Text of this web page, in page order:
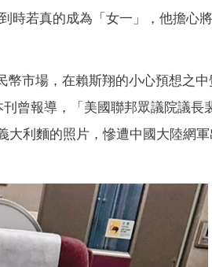
時若真的成為「女一」，他擔心
幣市場，在賴斯翔的小心預想之
曾報導，「美國聯邦眾議院議長
大利麵的照片，慘遭中國大陸網